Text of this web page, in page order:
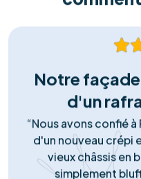
durable, sans risque
Matériel Premium
Nous ne faisons aucun
installons
marques Tier-1,
supérieur et leur
Support Réactif
Notre engagement ne
service client local est